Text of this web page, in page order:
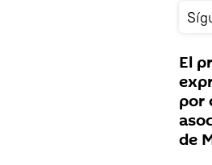
El
por
de